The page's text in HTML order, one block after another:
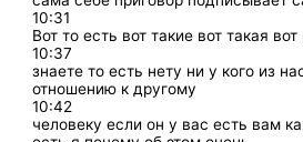
10:31
Вот то есть вот такие вот такая вот
10:37
знаете то есть нету ни у кого из
отношению к другому
10:42
человеку если он у вас есть вам